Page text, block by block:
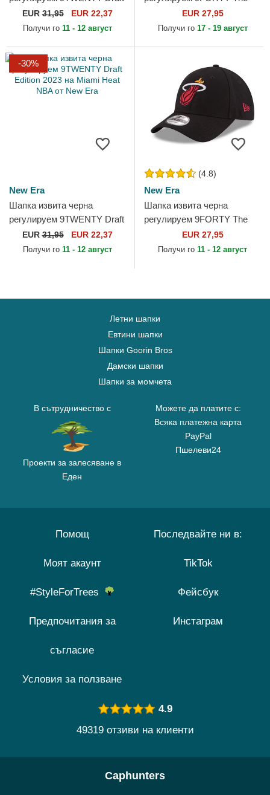
Edition 2023 на Golden State
Warriors NBA от New Era
EUR31,95 EUR 22,37
Получи го 11 - 12 август
League на Miami Marlins
MLB от New Era
EUR 27,95
Получи го 17 - 19 август
-30%
New Era
Шапка извита черна
регулируем 9TWENTY Draft
Edition 2023 на Miami Heat
NBA от New Era
EUR31,95 EUR 22,37
Получи го 11 - 12 август
(4.8)
New Era
Шапка извита черна
регулируем 9FORTY The
League на Miami Heat NBA
от New Era
EUR 27,95
Получи го 11 - 12 август
Летни шапки
Евтини шапки
Шапки Goorin Bros
Дамски шапки
Шапки за момчета
В сътрудничество с
Проекти за залесяване в
Еден
Можете да платите с:
Всяка платежна карта
PayPal
Пшелеви24
Помощ
Моят акаунт
#StyleForTrees
Предпочитания за
съгласие
Условия за ползване
Последвайте ни в:
TikTok
Фейсбук
Инстаграм
4.9
49319 отзиви на клиенти
Caphunters